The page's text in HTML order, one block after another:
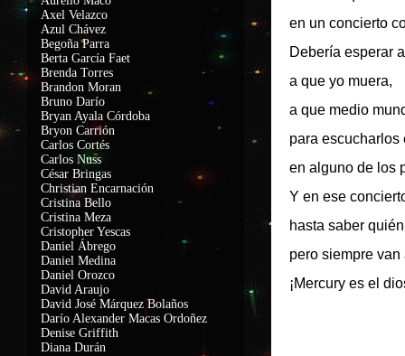
en un concierto
Debería esperar
a que yo muera,
a que medio
para escucharlos
en alguno de los
Y en ese
hasta saber
pero siempre
¡Mercury es el
Axel Velazco
Azul Chávez
Begoña Parra
Berta García Faet
Brenda Torres
Brandon Moran
Bruno Darío
Bryan Ayala Córdoba
Bryon Carrión
Carlos Cortés
Carlos Nuss
César Bringas
Christian Encarnación
Cristina Bello
Cristina Meza
Cristopher Yescas
Daniel Ábrego
Daniel Medina
Daniel Orozco
David Araujo
David José Márquez Bolaños
Darío Alexander Macas Ordoñez
Denise Griffith
Diana Durán